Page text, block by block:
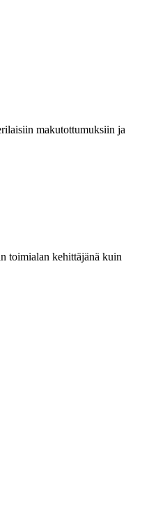
makutottumuksiin ja
toimialan kehittäjänä kuin